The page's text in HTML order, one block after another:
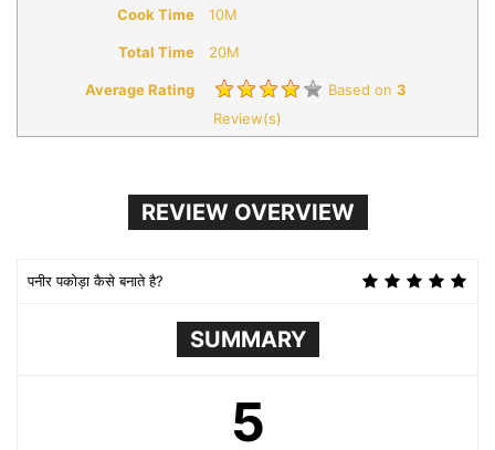
Cook Time 10M
Total Time 20M
Average Rating Based on 3
Review(s)
REVIEW OVERVIEW
पनीर पकोड़ा कैसे बनाते है?
SUMMARY
5